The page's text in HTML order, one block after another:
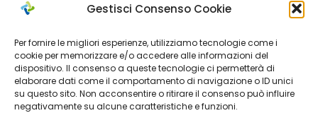
Gestisci Consenso Cookie
Per fornire le migliori esperienze, utilizziamo tecnologie come i
cookie per memorizzare e/o accedere alle informazioni del
dispositivo. Il consenso a queste tecnologie ci permetterà di
elaborare dati come il comportamento di navigazione o ID unici
su questo sito. Non acconsentire o ritirare il consenso può influire
negativamente su alcune caratteristiche e funzioni.